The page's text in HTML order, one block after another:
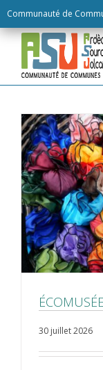
Communauté de
to
content
30 juillet 2026